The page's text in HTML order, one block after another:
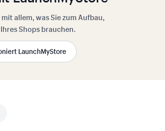
allem, was Sie zum Aufbau,
Shops brauchen.
LaunchMyStore